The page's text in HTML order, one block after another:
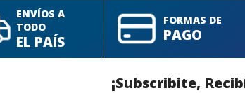
ENVÍOS A
TODO
EL PAÍS
FORMAS DE
PAGO
¡Subscribite,